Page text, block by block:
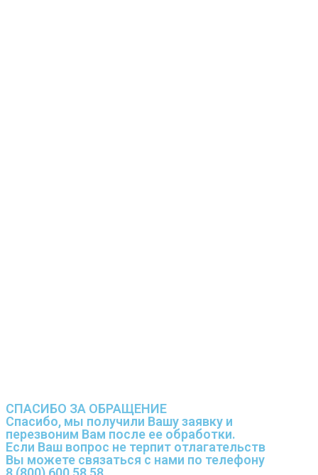
СПАСИБО ЗА ОБРАЩЕНИЕ
Спасибо, мы получили Вашу заявку и
перезвоним Вам после ее обработки.
Если Ваш вопрос не терпит отлагательств
Вы можете связаться с нами по телефону